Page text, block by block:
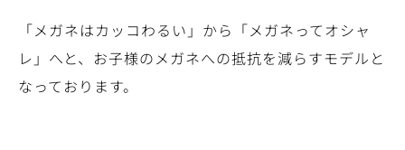
「メガネはカッコわるい」から「メガネってオシャ
レ」へと、お子様のメガネへの抵抗を減らすモデルと
なっております。